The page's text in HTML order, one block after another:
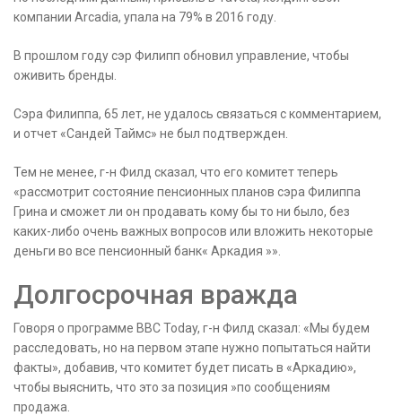
компании Arcadia, упала на 79% в 2016 году.
В прошлом году сэр Филипп обновил управление, чтобы
оживить бренды.
Сэра Филиппа, 65 лет, не удалось связаться с комментарием,
и отчет «Сандей Таймс» не был подтвержден.
Тем не менее, г-н Филд сказал, что его комитет теперь
«рассмотрит состояние пенсионных планов сэра Филиппа
Грина и сможет ли он продавать кому бы то ни было, без
каких-либо очень важных вопросов или вложить некоторые
деньги во все пенсионный банк« Аркадия »».
Долгосрочная вражда
Говоря о программе BBC Today, г-н Филд сказал: «Мы будем
расследовать, но на первом этапе нужно попытаться найти
факты», добавив, что комитет будет писать в «Аркадию»,
чтобы выяснить, что это за позиция »по сообщениям
продажа.